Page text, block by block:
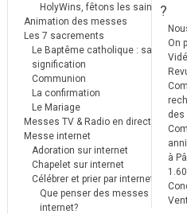
HolyWins, fêtons les saints !
Animation des messes
Les 7 sacrements
Le Baptême catholique : sa
signification
Communion
La confirmation
Le Mariage
Messes TV & Radio en direct
Messe internet
Adoration sur internet
Chapelet sur internet
Célébrer et prier par internet
Que penser des messes
internet?
?
On
des
à